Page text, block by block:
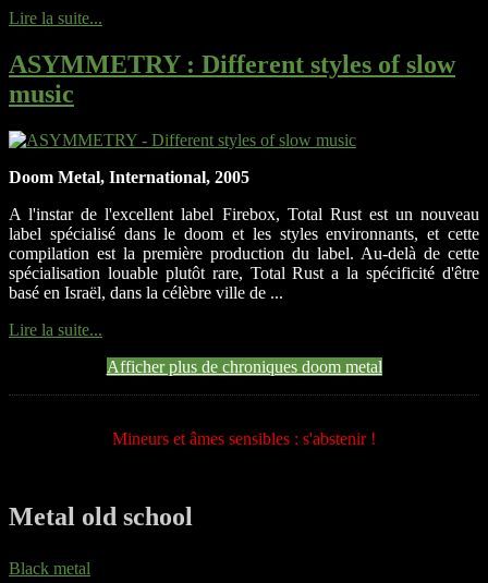
Lire la suite...
ASYMMETRY: Different styles of slow
music
Doom Metal, International, 2005
A l'instar de l'excellent label Firebox, Total Rust est un nouveau
label spécialisé dans le doom et les styles environnants, et cette
compilation est la première production du label. Au-delà de cette
spécialisation louable plutôt rare, Total Rust a la spécificité d'être
basé en Israël, dans la célèbre ville de ...
Lire la suite...
Afficher plus de chroniques doom metal
Mineurs et âmes sensibles : s'abstenir !
Metal old school
Black metal